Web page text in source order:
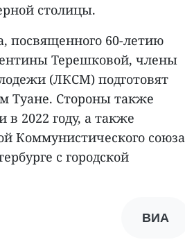
столицы.
посвященного 60-летию
Терешковой, члены
(ЛКСМ) подготовят
Туане. Стороны также
в 2022 году, а также
Коммунистического союза
с городской
ВИА